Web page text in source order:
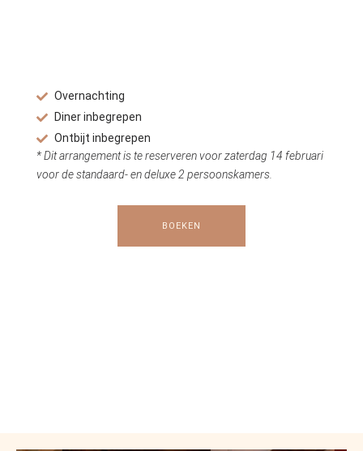
Overnachting
Diner inbegrepen
Ontbijt inbegrepen
* Dit arrangement is te reserveren voor zaterdag 14 februari
voor de standaard- en deluxe 2 persoonskamers.
BOEKEN